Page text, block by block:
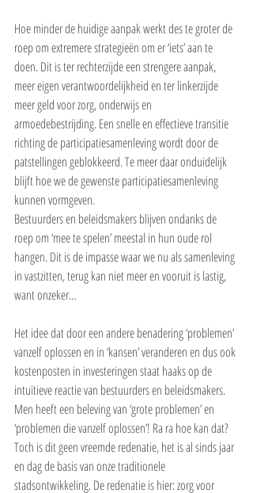
Hoe minder de huidige aanpak werkt des te groter de
roep om extremere strategieën om er ‘iets’ aan te
doen. Dit is ter rechterzijde een strengere aanpak,
meer eigen verantwoordelijkheid en ter linkerzijde
meer geld voor zorg, onderwijs en
armoedebestrijding. Een snelle en effectieve transitie
richting de participatiesamenleving wordt door de
patstellingen geblokkeerd. Te meer daar onduidelijk
blijft hoe we de gewenste participatiesamenleving
kunnen vormgeven.
Bestuurders en beleidsmakers blijven ondanks de
roep om ‘mee te spelen’ meestal in hun oude rol
hangen. Dit is de impasse waar we nu als samenleving
in vastzitten, terug kan niet meer en vooruit is lastig,
want onzeker…
Het idee dat door een andere benadering ‘problemen’
vanzelf oplossen en in ‘kansen’ veranderen en dus ook
kostenposten in investeringen staat haaks op de
intuïtieve reactie van bestuurders en beleidsmakers.
Men heeft een beleving van ‘grote problemen’ en
‘problemen die vanzelf oplossen’! Ra ra hoe kan dat?
Toch is dit geen vreemde redenatie, het is al sinds jaar
en dag de basis van onze traditionele
stadsontwikkeling. De redenatie is hier: zorg voor